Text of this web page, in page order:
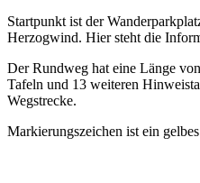
Startpunkt ist der
Herzogwind. Hier steht die
Der Rundweg hat eine Länge
Tafeln und 13 weiteren
Wegstrecke.
Markierungszeichen ist ein